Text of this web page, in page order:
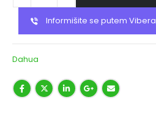
Informišite se putem Vibera
Dahua